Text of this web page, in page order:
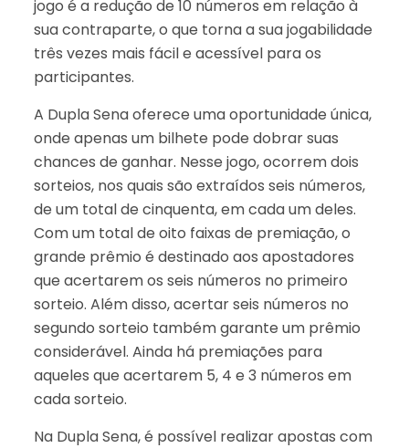
jogo é a redução de 10 números em relação à
sua contraparte, o que torna a sua jogabilidade
três vezes mais fácil e acessível para os
participantes.
A Dupla Sena oferece uma oportunidade única,
onde apenas um bilhete pode dobrar suas
chances de ganhar. Nesse jogo, ocorrem dois
sorteios, nos quais são extraídos seis números,
de um total de cinquenta, em cada um deles.
Com um total de oito faixas de premiação, o
grande prêmio é destinado aos apostadores
que acertarem os seis números no primeiro
sorteio. Além disso, acertar seis números no
segundo sorteio também garante um prêmio
considerável. Ainda há premiações para
aqueles que acertarem 5, 4 e 3 números em
cada sorteio.
Na Dupla Sena, é possível realizar apostas com